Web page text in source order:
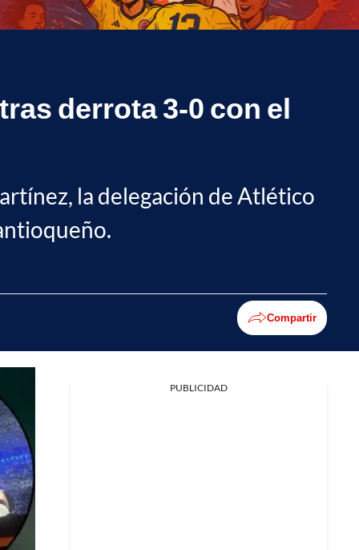
derrota 3-0 con el
la delegación de Atlético
Compartir
PUBLICIDAD